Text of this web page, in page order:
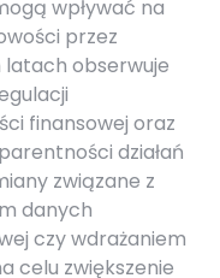
wpływać na
przez
obserwuje
finansowej oraz
działań
związane z
danych
czy wdrażaniem
celu zwiększenie